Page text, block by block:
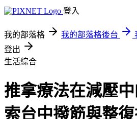
登入
我的部落格 我的部落格後台
登出
生活綜合
推拿療法在減壓
索台中撥筋與整